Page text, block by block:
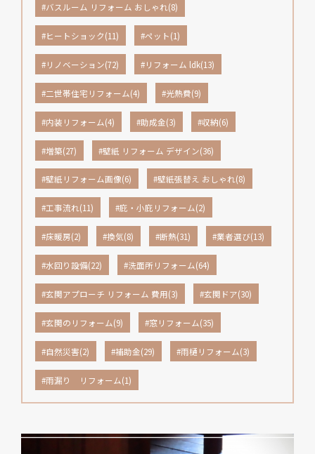
#バスルーム リフォーム おしゃれ(8)
#ヒートショック(11) #ペット(1)
#リノベーション(72) #リフォーム ldk(13)
#二世帯住宅リフォーム(4) #光熱費(9)
#内装リフォーム(4) #助成金(3) #収納(6)
#増築(27) #壁紙 リフォーム デザイン(36)
#壁紙リフォーム画像(6) #壁紙張替え おしゃれ(8)
#工事流れ(11) #庇・小庇リフォーム(2)
#床暖房(2) #換気(8) #断熱(31) #業者選び(13)
#水回り設備(22) #洗面所リフォーム(64)
#玄関アプローチ リフォーム 費用(3) #玄関ドア(30)
#玄関のリフォーム(9) #窓リフォーム(35)
#自然災害(2) #補助金(29) #雨樋リフォーム(3)
#雨漏り リフォーム(1)